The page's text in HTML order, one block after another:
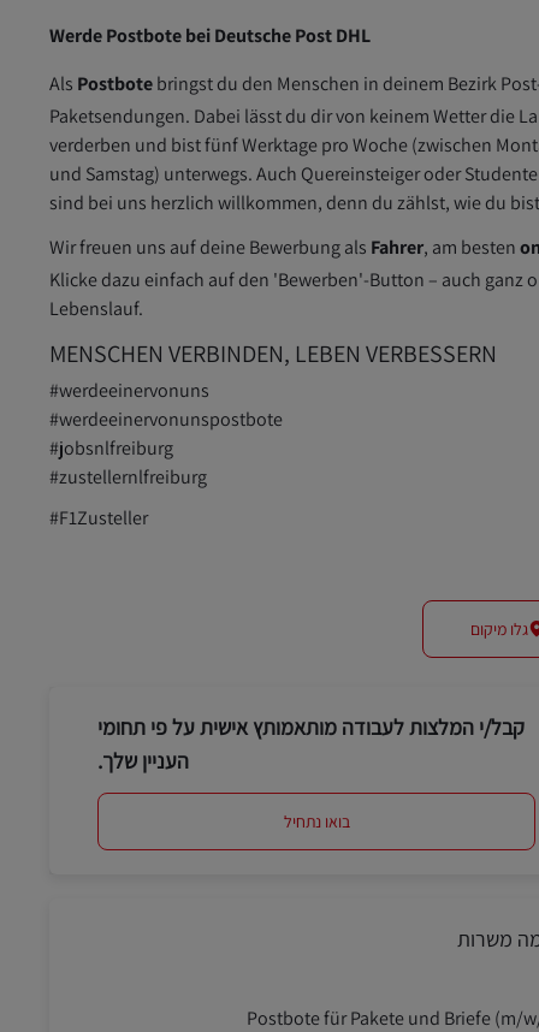
Werde Postbote bei Deutsche Post DHL
Als Postbotebringst du den Menschen in deinem Bezirk
Paketsendungen. Dabei lässt du dir von keinem Wetter die
verderben und bist fünf Werktage pro Woche (zwischen
und Samstag) unterwegs. Auch Quereinsteiger oder
sind bei uns herzlich willkommen, denn du zählst, wie du
Wir freuen uns auf deine Bewerbung als Fahrer, am besten
Klicke dazu einfach auf den 'Bewerben'-Button – auch ganz
Lebenslauf.
MENSCHEN VERBINDEN, LEBEN VERBESSERN
#werdeeinervonuns
#werdeeinervonunspostbote
#jobsnlfreiburg
#zustellernlfreiburg
#F1Zusteller
גלו מיקום
קבל/י המלצות לעבודה מותאמותץ אישית על פי תחומי
העניין שלך.
בואו נתחיל
משרות
Postbote für Pakete und Briefe (m/